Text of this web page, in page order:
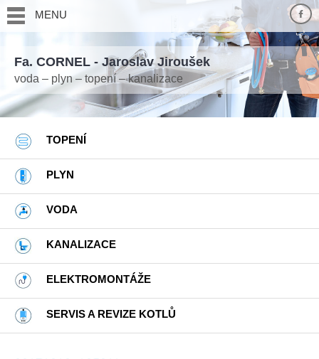
MENU
Fa. CORNEL - Jaroslav Jiroušek
voda – plyn – topení – kanalizace
TOPENÍ
PLYN
VODA
KANALIZACE
ELEKTROMONTÁŽE
SERVIS A REVIZE KOTLŮ